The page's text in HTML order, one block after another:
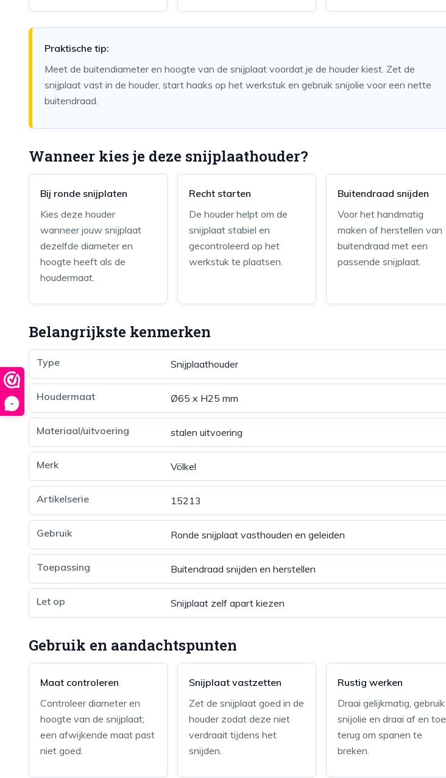
-
Praktische tip:
Meet de buitendiameter en hoogte van de snijplaat voordat je de houder kiest. Zet de
snijplaat vast in de houder, start haaks op het werkstuk en gebruik snijolie voor een nette
buitendraad.
Wanneer kies je deze snijplaathouder?
Bij ronde snijplaten
Kies deze houder
wanneer jouw snijplaat
dezelfde diameter en
hoogte heeft als de
houdermaat.
Recht starten
De houder helpt om de
snijplaat stabiel en
gecontroleerd op het
werkstuk te plaatsen.
Buitendraad snijden
Voor het handmatig
maken of herstellen van
buitendraad met een
passende snijplaat.
Belangrijkste kenmerken
Type Snijplaathouder
Houdermaat Ø65 x H25 mm
Materiaal/uitvoering stalen uitvoering
Merk Völkel
Artikelserie 15213
Gebruik Ronde snijplaat vasthouden en geleiden
Toepassing Buitendraad snijden en herstellen
Let op Snijplaat zelf apart kiezen
Gebruik en aandachtspunten
Maat controleren
Controleer diameter en
hoogte van de snijplaat;
een afwijkende maat past
niet goed.
Snijplaat vastzetten
Zet de snijplaat goed in de
houder zodat deze niet
verdraait tijdens het
snijden.
Rustig werken
Draai gelijkmatig, gebruik
snijolie en draai af en toe
terug om spanen te
breken.